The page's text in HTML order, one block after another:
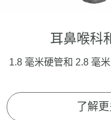
了解
耳鼻喉科
1.8 毫米硬管和 2.8 毫